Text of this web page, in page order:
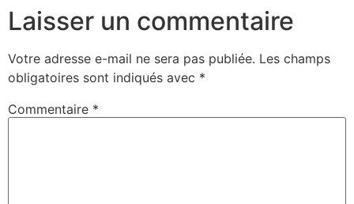
Laisser un commentaire
Votre adresse e-mail ne sera pas publiée. Les champs
obligatoires sont indiqués avec *
Commentaire *